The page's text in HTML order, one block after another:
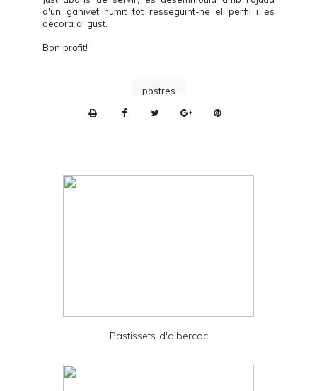
d'un ganivet humit tot resseguint-ne el perfil i es
decora al gust.
Bon profit!
postres
n
d
Pastissets d'albercoc